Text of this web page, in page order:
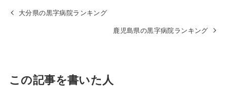
大分県の黒字病院ランキング
鹿児島県の黒字病院ランキング
この記事を書いた人